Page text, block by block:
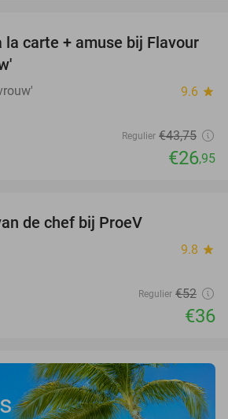
38%
la carte + amuse bij Flavour
9.6 star
Regulier €43,75
€26,95
de chef bij ProeV
9.8 star
Regulier €52
€36